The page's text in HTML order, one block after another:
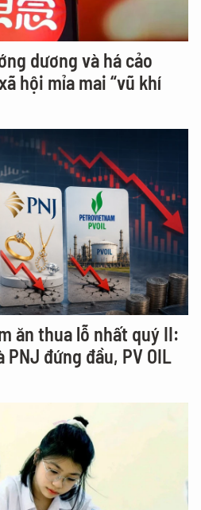
dương và há cảo
hội mỉa mai “vũ khí
ăn thua lỗ nhất quý II:
đứng đầu, PV OIL